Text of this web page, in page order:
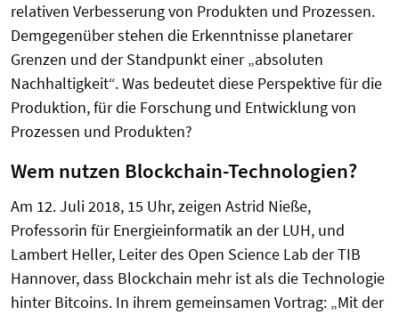
relativen Verbesserung von Produkten und Prozessen.
Demgegenüber stehen die Erkenntnisse planetarer
Grenzen und der Standpunkt einer „absoluten
Nachhaltigkeit“. Was bedeutet diese Perspektive für die
Produktion, für die Forschung und Entwicklung von
Prozessen und Produkten?
Wem nutzen Blockchain-Technologien?
Am 12. Juli 2018, 15 Uhr, zeigen Astrid Nieße,
Professorin für Energieinformatik an der LUH, und
Lambert Heller, Leiter des Open Science Lab der TIB
Hannover, dass Blockchain mehr ist als die Technologie
hinter Bitcoins. In ihrem gemeinsamen Vortrag: „Mit der